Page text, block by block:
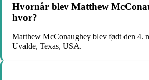
Hvornår blev Matthew
hvor?
Matthew McConaughey blev født den 4.
Uvalde, Texas, USA.